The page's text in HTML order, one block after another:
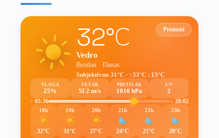
Promeni
32°C
Vedro
Bezdan · Danas
Subjektivno 31°C · ↑33°C ↓15°C
VLAGA
25%
VETAR
SI 2 m/s
PRITISAK
1016 hPa
UV
2
↑ 05:36
↓ 20:02
18h
32°C
19h
31°C
20h
27°C
21h
24°C
22h
21°C
23h
20°C